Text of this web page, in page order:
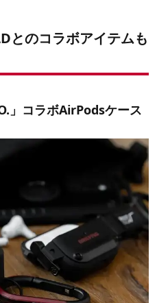
とのコラボアイテムも
」コラボAirPodsケース